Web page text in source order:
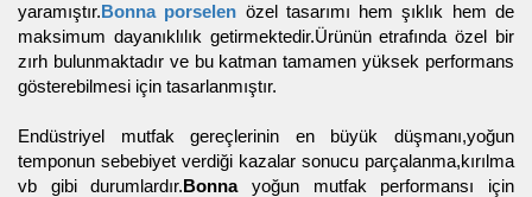
yaramıştır. Bonna porselen özel tasarımı hem şıklık hem de
maksimum dayanıklılık getirmektedir.Ürünün etrafında özel bir
zırh bulunmaktadır ve bu katman tamamen yüksek performans
gösterebilmesi için tasarlanmıştır.
Endüstriyel mutfak gereçlerinin en büyük düşmanı,yoğun
temponun sebebiyet verdiği kazalar sonucu parçalanma,kırılma
vb gibi durumlardır. Bonnayoğun mutfak performansı için